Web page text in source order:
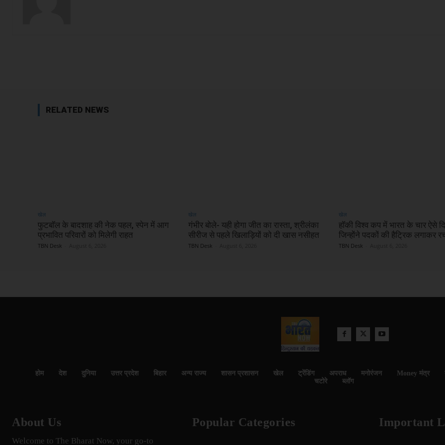
RELATED NEWS
खेल
फुटबॉल के बादशाह की नेक पहल, स्पेन में आग
प्रभावित परिवारों को मिलेगी राहत
TBN Desk
खेल
गंभीर बोले- यही होगा जीत का रास्ता, श्रीलंका
सीरीज से पहले खिलाड़ियों को दी खास नसीहत
TBN Desk
खेल
हॉकी विश्व कप में भारत के चार ऐसे
जिन्होंने पदकों की हैट्रिक लगाकर
TBN Desk
होम देश दुनिया उत्तर प्रदेश बिहार अन्य राज्य शासन प्रशासन खेल ट्रेंडिंग अपराध मनोरंजन Money मंत्र
चटोरे
ब्लॉग
About Us
Welcome to The Bharat Now, your go-to
Popular Categories Important